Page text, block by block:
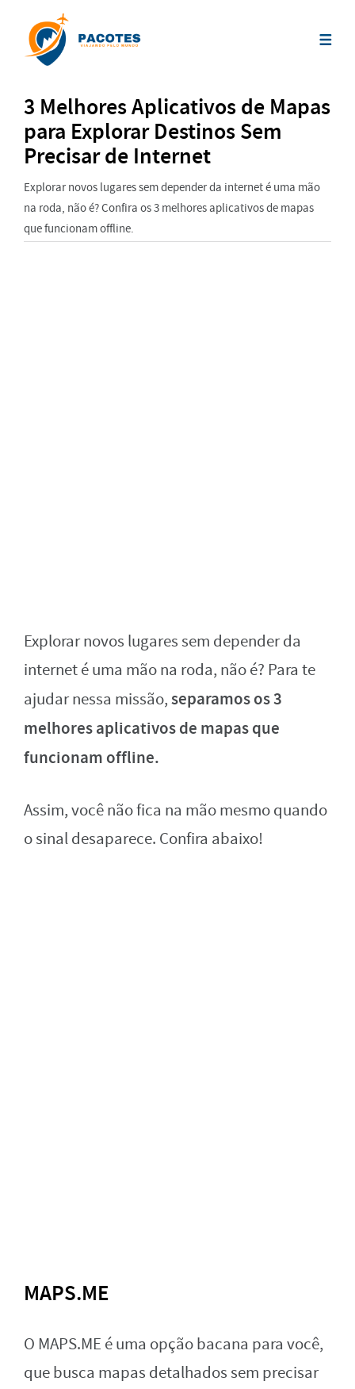
3 Melhores Aplicativos de Mapas
para Explorar Destinos Sem
Precisar de Internet
Explorar novos lugares sem depender da internet é uma mão
na roda, não é? Confira os 3 melhores aplicativos de mapas
que funcionam offline.
Explorar novos lugares sem depender da
internet é uma mão na roda, não é? Para te
ajudar nessa missão,separamos os 3
melhores aplicativos de mapas que
funcionam offline.
Assim, você não fica na mão mesmo quando
o sinal desaparece. Confira abaixo!
MAPS.ME
O MAPS.ME é uma opção bacana para você,
que busca mapas detalhados sem precisar